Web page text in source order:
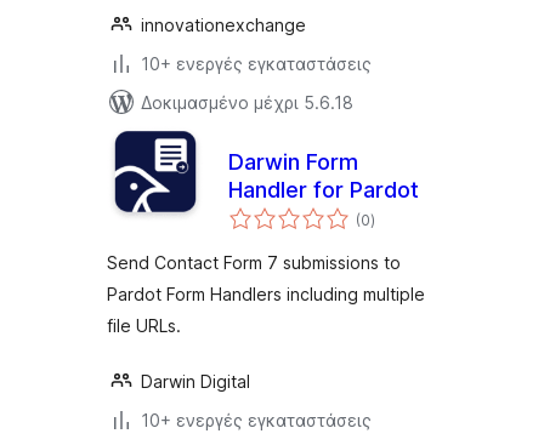
innovationexchange
10+ ενεργές εγκαταστάσεις
Δοκιμασμένο μέχρι 5.6.18
Darwin Form
Handler for Pardot
(0αξιολογήσεις
σύνολο
)
Send Contact Form 7 submissions to
Pardot Form Handlers including multiple
file URLs.
Darwin Digital
10+ ενεργές εγκαταστάσεις